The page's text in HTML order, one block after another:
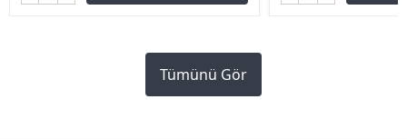
Tümünü Gör